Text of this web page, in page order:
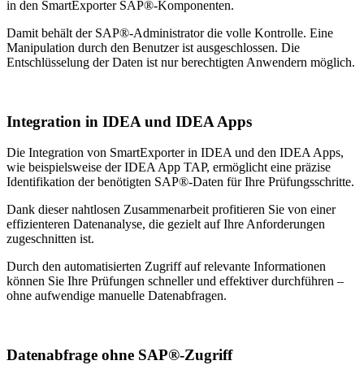
in den SmartExporter SAP®-Komponenten.
Damit behält der SAP®-Administrator die volle Kontrolle. Eine
Manipulation durch den Benutzer ist ausgeschlossen. Die
Entschlüsselung der Daten ist nur berechtigten Anwendern möglich.
Integration in IDEA und IDEA Apps
Die Integration von SmartExporter in IDEA und den IDEA Apps,
wie beispielsweise der IDEA App TAP, ermöglicht eine präzise
Identifikation der benötigten SAP®-Daten für Ihre Prüfungsschritte.
Dank dieser nahtlosen Zusammenarbeit profitieren Sie von einer
effizienteren Datenanalyse, die gezielt auf Ihre Anforderungen
zugeschnitten ist.
Durch den automatisierten Zugriff auf relevante Informationen
können Sie Ihre Prüfungen schneller und effektiver durchführen –
ohne aufwendige manuelle Datenabfragen.
Datenabfrage ohne SAP®-Zugriff